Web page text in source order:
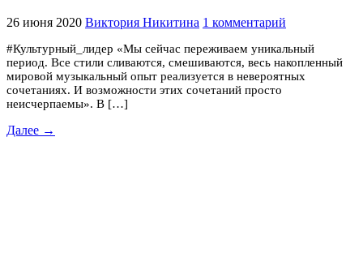
26 июня 2020 Виктория Никитина 1 комментарий
#Культурный_лидер «Мы сейчас переживаем уникальный
период. Все стили сливаются, смешиваются, весь накопленный
мировой музыкальный опыт реализуется в невероятных
сочетаниях. И возможности этих сочетаний просто
неисчерпаемы». В […]
Далее →